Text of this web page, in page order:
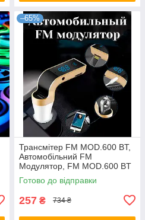
–65%
Трансмітер FM MOD.600 BT,
Автомобільний FM
Модулятор, FM MOD.600 BT
Готово до відправки
257 ₴ 734 ₴